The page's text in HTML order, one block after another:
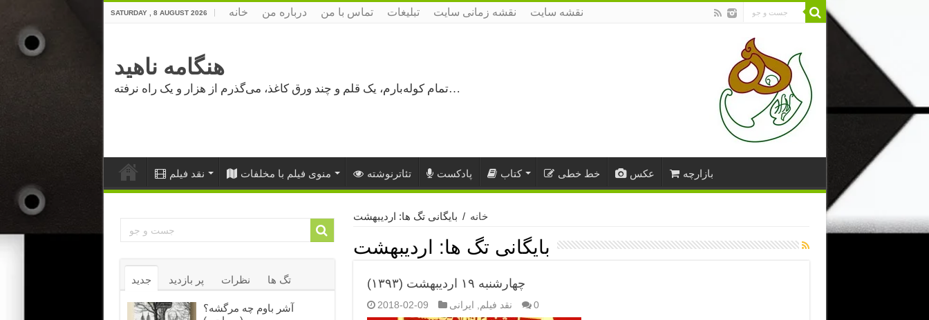
SATURDAY , 8 AUGUST 2026 خانه درباره من تماس با من تبلیغات نقشه زمانی سایت نقشه سایت
هنگامه ناهید
تمام کوله‌بارم، یک قلم و چند ورق کاغذ، می‌گذرم از هزار و یک راه نرفته…
نقد فیلم منوی فیلم با مخلفات تئاترنوشته پادکست کتاب خط خطی عکس بازارچه
خانه / بایگانی تگ ها: اردیبهشت
بایگانی تگ ها: اردیبهشت
چهارشنبه ۱۹ اردیبهشت (۱۳۹۳)
2018-02-09 نقد فیلم ایرانی 0
جدید پر بازدید نظرات تگ ها
آشر باوم چه مرگشه؟